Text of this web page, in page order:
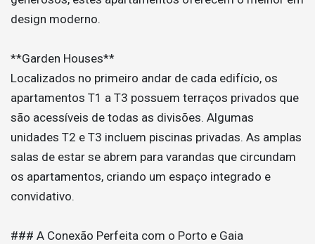
design moderno.
**Garden Houses**
Localizados no primeiro andar de cada edifício, os
apartamentos T1 a T3 possuem terraços privados que
são acessíveis de todas as divisões. Algumas
unidades T2 e T3 incluem piscinas privadas. As amplas
salas de estar se abrem para varandas que circundam
os apartamentos, criando um espaço integrado e
convidativo.
### A Conexão Perfeita com o Porto e Gaia